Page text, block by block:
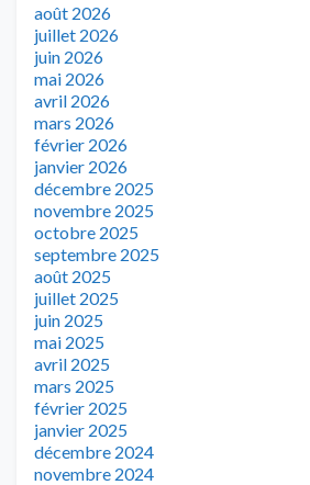
août 2026
juillet 2026
juin 2026
mai 2026
avril 2026
mars 2026
février 2026
janvier 2026
décembre 2025
novembre 2025
octobre 2025
septembre 2025
août 2025
juillet 2025
juin 2025
mai 2025
avril 2025
mars 2025
février 2025
janvier 2025
décembre 2024
novembre 2024